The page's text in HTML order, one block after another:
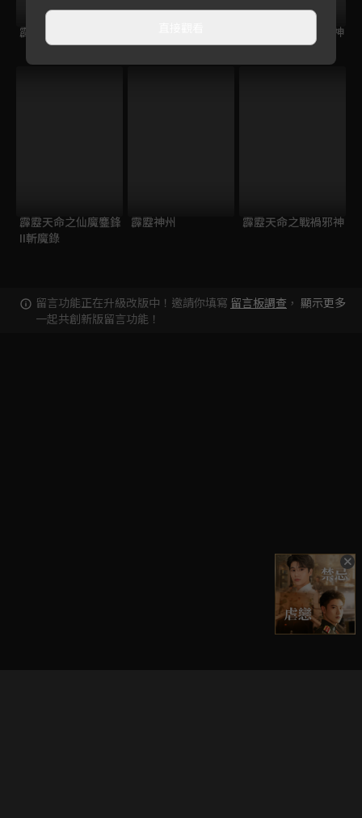
霹靂開疆紀
霹靂天命之戰禍邪神
Ⅱ破邪傳
霹靂天命之仙魔鏖鋒
II斬魔錄
霹靂神州 霹靂天命之戰禍邪神
留言功能正在升級改版中！邀請你填寫 留言板調查 ，
一起共創新版留言功能！
顯示更多